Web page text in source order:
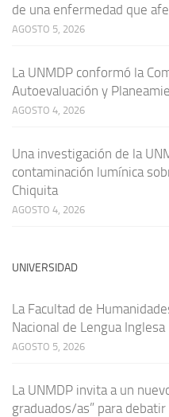
de una enfermedad que
AGOSTO 5, 2026
La UNMDP conformó la
Autoevaluación y
AGOSTO 4, 2026
Una investigación de la
contaminación lumínica
Chiquita
AGOSTO 4, 2026
UNIVERSIDAD
La Facultad de
Nacional de Lengua Inglesa
AGOSTO 5, 2026
La UNMDP invita a un
graduados/as” para